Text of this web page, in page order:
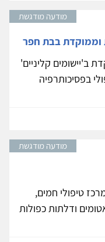
מודעה מודגשת
וממוקדת בבת חפר
ב'יישומים קליניים'
בפסיכותרפיה
מודעה מודגשת
טיפולי חמים,
ודלתות כפולות